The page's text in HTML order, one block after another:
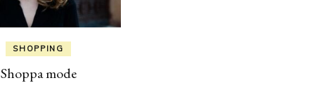
SHOPPING
Shoppa mode